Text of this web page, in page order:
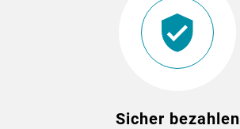
SOCKEN PERSONALISIEREN
Sicher bezahlen